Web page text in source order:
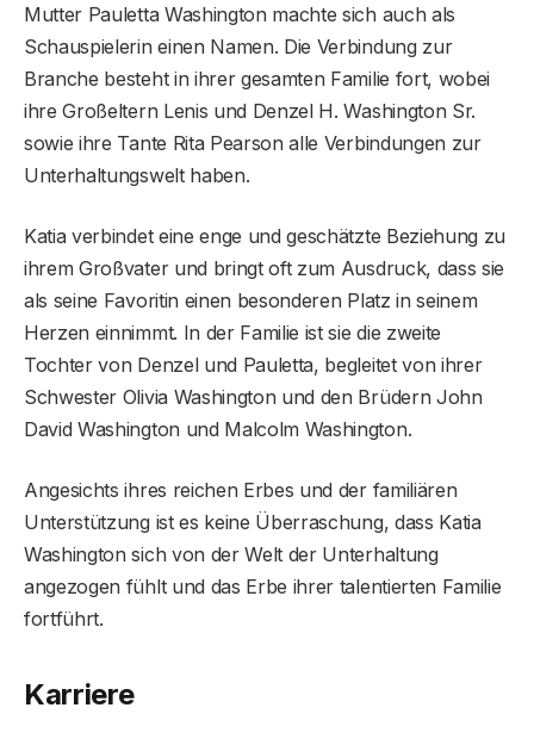
Mutter Pauletta Washington machte sich auch als
Schauspielerin einen Namen. Die Verbindung zur
Branche besteht in ihrer gesamten Familie fort, wobei
ihre Großeltern Lenis und Denzel H. Washington Sr.
sowie ihre Tante Rita Pearson alle Verbindungen zur
Unterhaltungswelt haben.
Katia verbindet eine enge und geschätzte Beziehung zu
ihrem Großvater und bringt oft zum Ausdruck, dass sie
als seine Favoritin einen besonderen Platz in seinem
Herzen einnimmt. In der Familie ist sie die zweite
Tochter von Denzel und Pauletta, begleitet von ihrer
Schwester Olivia Washington und den Brüdern John
David Washington und Malcolm Washington.
Angesichts ihres reichen Erbes und der familiären
Unterstützung ist es keine Überraschung, dass Katia
Washington sich von der Welt der Unterhaltung
angezogen fühlt und das Erbe ihrer talentierten Familie
fortführt.
Karriere